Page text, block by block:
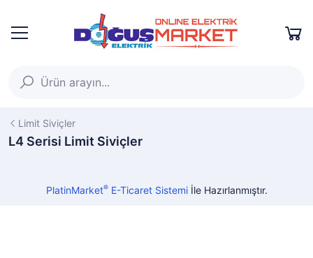
Limit Siviçler
L4 Serisi Limit Siviçler
PlatinMarket®E-Ticaret Sistemiİle Hazırlanmıştır.